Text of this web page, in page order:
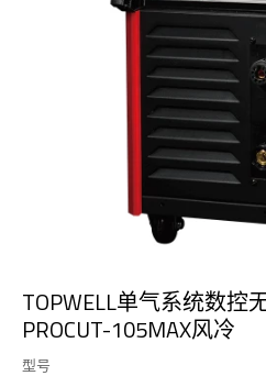
TOPWELL单气系统数控
PROCUT-105MAX风冷
型号